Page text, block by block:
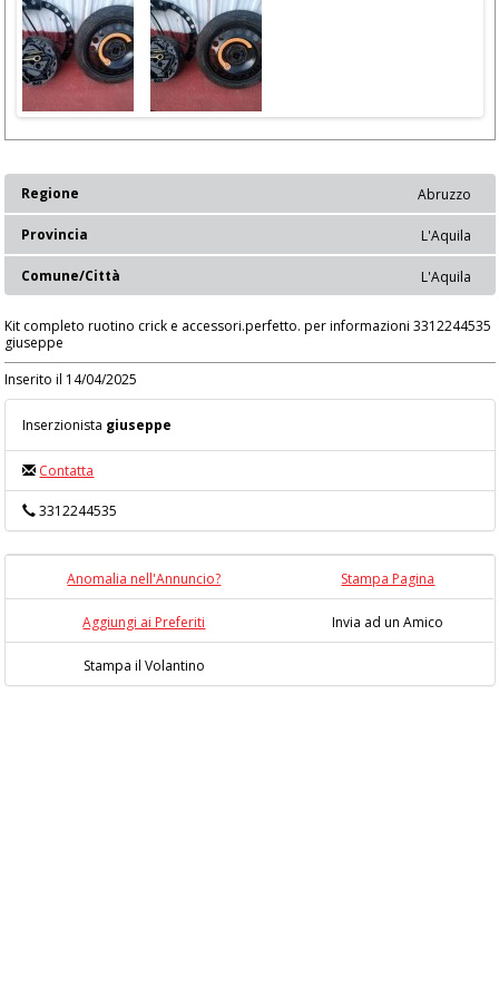
Abruzzo
Regione
L'Aquila
Provincia
L'Aquila
Comune/Città
Kit completo ruotino crick e accessori.perfetto. per informazioni 3312244535
giuseppe
Inserito il 14/04/2025
Inserzionista giuseppe
Contatta
3312244535
Anomalia nell'Annuncio? Stampa Pagina
Aggiungi ai Preferiti Invia ad un Amico
Stampa il Volantino